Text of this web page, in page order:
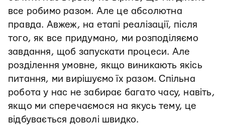
все робимо разом. Але це абсолютна
правда. Авжеж, на етапі реалізації, після
того, як все придумано, ми розподіляємо
завдання, щоб запускати процеси. Але
розділення умовне, якщо виникають якісь
питання, ми вирішуємо їх разом. Спільна
робота у нас не забирає багато часу, навіть,
якщо ми сперечаємося на якусь тему, це
відбувається доволі швидко.